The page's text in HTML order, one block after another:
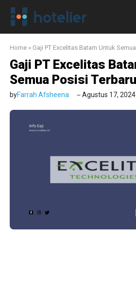
Langsung
Home » Gaji PT Excelitas Batam Untuk
Gaji PT Excelitas
Semua Posisi Terbaru
byFarrah Afsheena Agustus 17, 2024